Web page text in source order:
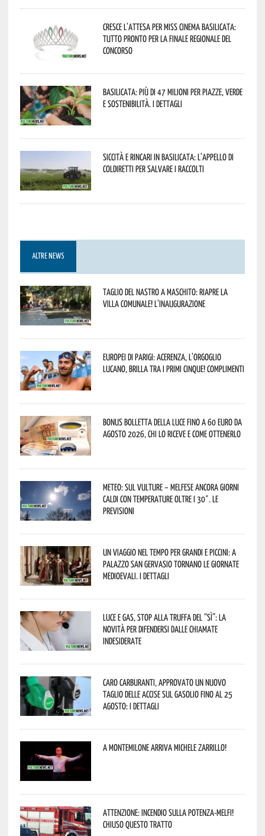
Cresce l’attesa per Miss Cinema Basilicata:
tutto pronto per la finale regionale del
concorso
Basilicata: più di 47 milioni per piazze, verde
e sostenibilità. I dettagli
Siccità e rincari in Basilicata: l’appello di
Coldiretti per salvare i raccolti
ALTRE NEWS
Taglio del nastro a Maschito: riapre la
Villa Comunale! L’inaugurazione
Europei di Parigi: Acerenza, l’orgoglio
lucano, brilla tra i primi cinque! Complimenti
Bonus bolletta della luce fino a 60 euro da
agosto 2026, chi lo riceve e come ottenerlo
Meteo: sul Vulture – melfese ancora giorni
caldi con temperature oltre i 30°. Le
previsioni
Un viaggio nel tempo per grandi e piccini: a
Palazzo San Gervasio tornano le Giornate
Medioevali. I dettagli
Luce e gas, stop alla truffa del “Sì”: la
novità per difendersi dalle chiamate
indesiderate
Caro carburanti, approvato un nuovo
taglio delle accise sul gasolio fino al 25
agosto: i dettagli
A Montemilone arriva Michele Zarrillo!
Attenzione: incendio sulla Potenza-Melfi!
Chiuso questo tratto